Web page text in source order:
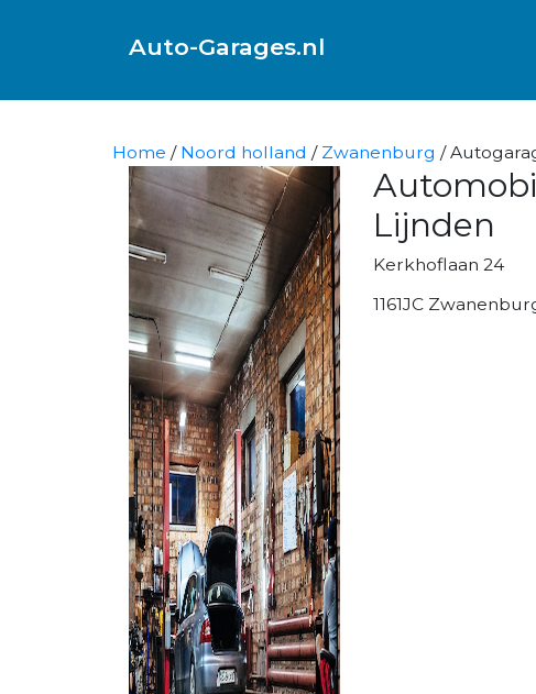
Auto-Garages.nl
Home / Noord holland / Zwanenburg /
Lijnden
Kerkhoflaan 24
1161JC